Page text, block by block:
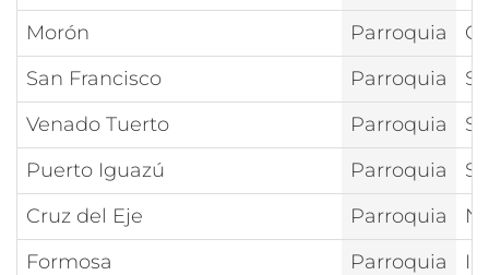
Morón
Parroquia
San Francisco
Parroquia
Venado Tuerto
Parroquia
Puerto Iguazú
Parroquia
Cruz del Eje
Parroquia
Formosa
Parroquia